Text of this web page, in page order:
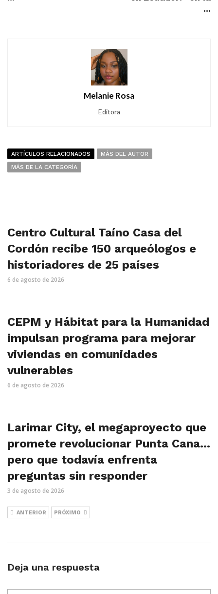
...
Melanie Rosa
Editora
ARTÍCULOS RELACIONADOS
MÁS DEL AUTOR
MÁS DE LA CATEGORÍA
Centro Cultural Taíno Casa del
Cordón recibe 150 arqueólogos e
historiadores de 25 países
6 de agosto de 2026
CEPM y Hábitat para la Humanidad
impulsan programa para mejorar
viviendas en comunidades
vulnerables
6 de agosto de 2026
Larimar City, el megaproyecto que
promete revolucionar Punta Cana…
pero que todavía enfrenta
preguntas sin responder
3 de agosto de 2026
ANTERIOR PRÓXIMO
Deja una respuesta